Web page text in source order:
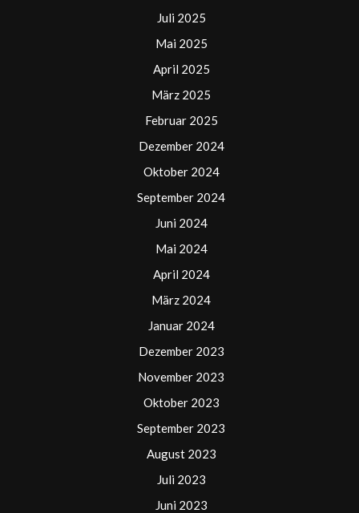
Juli 2025
Mai 2025
April 2025
März 2025
Februar 2025
Dezember 2024
Oktober 2024
September 2024
Juni 2024
Mai 2024
April 2024
März 2024
Januar 2024
Dezember 2023
November 2023
Oktober 2023
September 2023
August 2023
Juli 2023
Juni 2023